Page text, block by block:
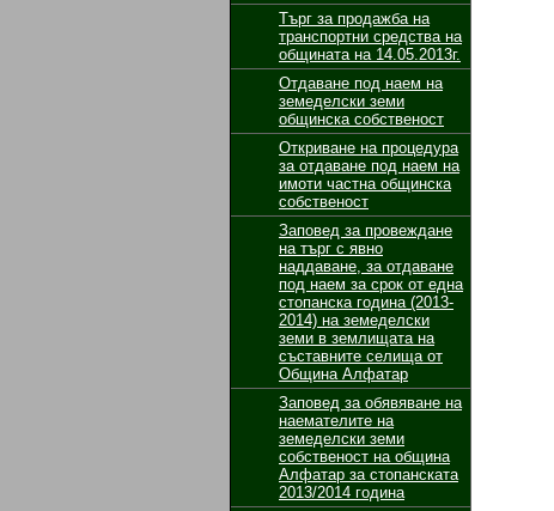
Търг за продажба на
транспортни средства на
общината на 14.05.2013г.
Отдаване под наем на
земеделски земи
общинска собственост
Откриване на процедура
за отдаване под наем на
имоти частна общинска
собственост
Заповед за провеждане
на търг с явно
наддаване, за отдаване
под наем за срок от една
стопанска година (2013-
2014) на земеделски
земи в землищата на
съставните селища от
Община Алфатар
Заповед за обявяване на
наемателите на
земеделски земи
собственост на община
Алфатар за стопанската
2013/2014 година